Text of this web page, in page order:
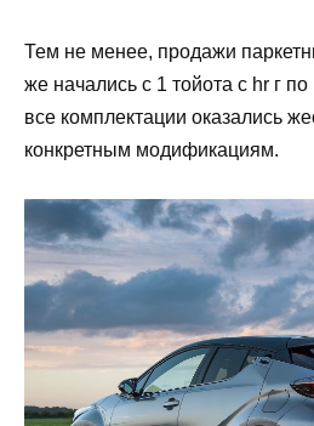
Тем не менее, продажи
же начались с 1 тойота с hr г
все комплектации оказались
конкретным модификациям.